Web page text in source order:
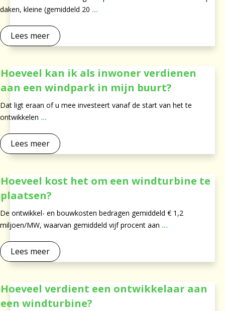
daken, kleine (gemiddeld 20 ...
Lees meer
Hoeveel kan ik als inwoner verdienen
aan een windpark in mijn buurt?
Dat ligt eraan of u mee investeert vanaf de start van het te
ontwikkelen ...
Lees meer
Hoeveel kost het om een windturbine te
plaatsen?
De ontwikkel- en bouwkosten bedragen gemiddeld € 1,2
miljoen/MW, waarvan gemiddeld vijf procent aan ...
Lees meer
Hoeveel verdient een ontwikkelaar aan
een windturbine?